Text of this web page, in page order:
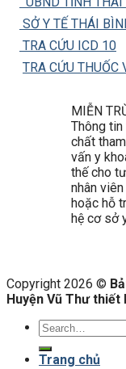
SỞ Y TẾ THÁI
TRA CỨU ICD 10
TRA CỨU THUỐC
MIỄN
Thông
chất
vấn y
thế cho
nhân
hoặc hỗ
hệ cơ sở
Copyright 2026 ©
Huyện Vũ Thư thiết
Trang chủ